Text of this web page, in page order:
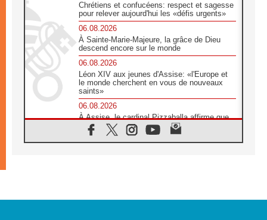
Chrétiens et confucéens: respect et sagesse
pour relever aujourd'hui les «défis urgents»
06.08.2026
À Sainte-Marie-Majeure, la grâce de Dieu
descend encore sur le monde
06.08.2026
Léon XIV aux jeunes d'Assise: «l'Europe et
le monde cherchent en vous de nouveaux
saints»
06.08.2026
À Assise, le cardinal Pizzaballa affirme que
«les chrétiens veulent la paix»
06.08.2026